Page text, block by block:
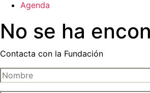
Agenda
No se ha
Contacta con la Fundación